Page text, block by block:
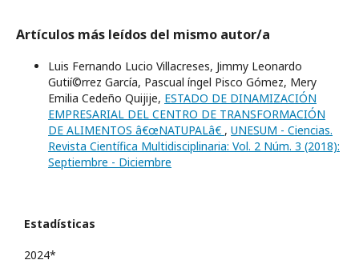
Artículos más leídos del mismo autor/a
Luis Fernando Lucio Villacreses, Jimmy Leonardo
Gutií©rrez Garcí­a, Pascual íngel Pisco Gómez, Mery
Emilia Cedeño Quijije, ESTADO DE DINAMIZACIÓN
EMPRESARIAL DEL CENTRO DE TRANSFORMACIÓN
DE ALIMENTOS â€œNATUPALâ€ , UNESUM - Ciencias.
Revista Científica Multidisciplinaria: Vol. 2 Núm. 3 (2018):
Septiembre - Diciembre
Estadísticas
2024*